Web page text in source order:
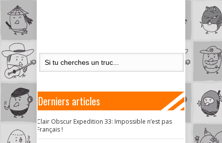
Derniers articles
Clair Obscur Expedition 33: Impossible n’est pas
Français !